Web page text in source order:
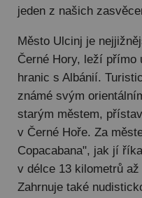
jeden z našich
Město Ulcinj je
Černé Hory, leží přímo
hranic s Albánií.
známé svým
starým městem,
v Černé Hoře. Za
Copacabana", jak jí
v délce 13 kilometrů
Zahrnuje také